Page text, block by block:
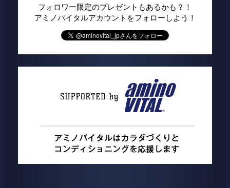
フォロワー限定のプレゼントもあるかも？！
アミノバイタルアカウントをフォローしよう！